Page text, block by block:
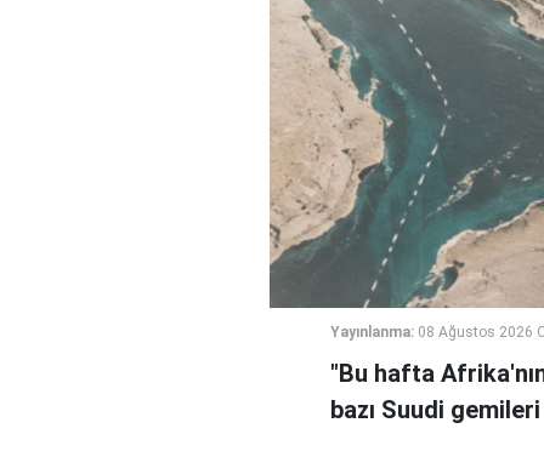
Yayınlanma: 08 Ağustos 2026
"Bu hafta
bazı Suudi